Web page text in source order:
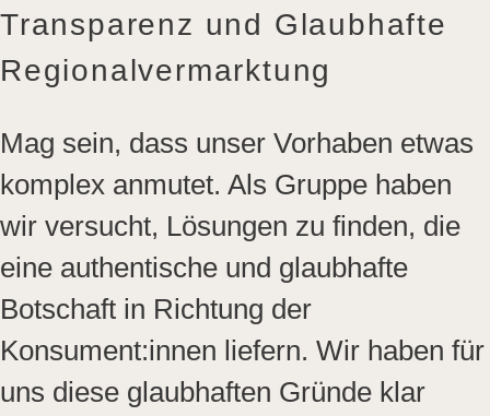
Transparenz und Glaubhafte
Regionalvermarktung
Mag sein, dass unser Vorhaben etwas
komplex anmutet. Als Gruppe haben
wir versucht, Lösungen zu finden, die
eine authentische und glaubhafte
Botschaft in Richtung der
Konsument:innen liefern. Wir haben für
uns diese glaubhaften Gründe klar